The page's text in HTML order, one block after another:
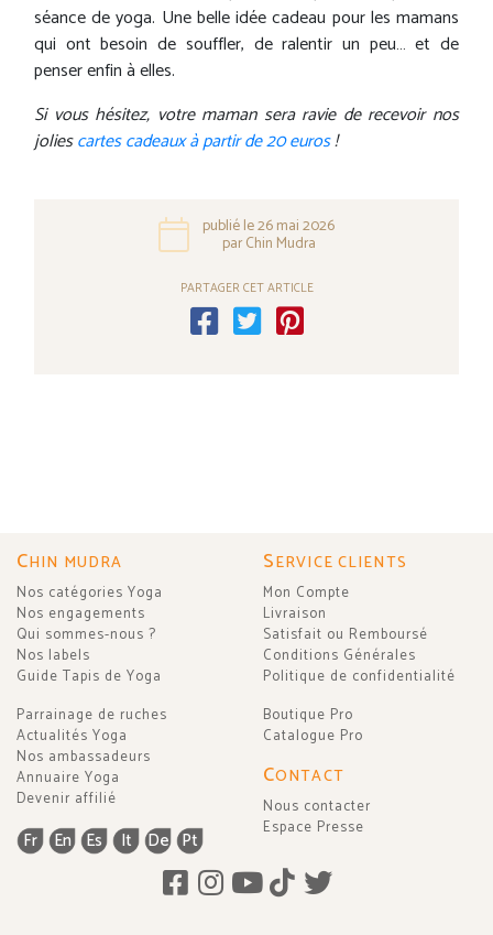
séance de yoga. Une belle idée cadeau pour les mamans
qui ont besoin de souffler, de ralentir un peu… et de
penser enfin à elles.
Si vous hésitez, votre maman sera ravie de recevoir nos
joliescartes cadeaux à partir de 20 euros!
publié le 26 mai 2026
par Chin Mudra
PARTAGER CET ARTICLE
CHIN MUDRA
Nos catégories Yoga
Nos engagements
Qui sommes-nous ?
Nos labels
Guide Tapis de Yoga
Parrainage de ruches
Actualités Yoga
Nos ambassadeurs
Annuaire Yoga
Devenir affilié
Fr En Es It De Pt
SERVICE CLIENTS
Mon Compte
Livraison
Satisfait ou Remboursé
Conditions Générales
Politique de confidentialité
Boutique Pro
Catalogue Pro
CONTACT
Nous contacter
Espace Presse